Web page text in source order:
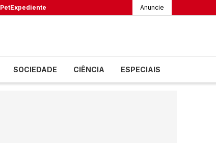
PetExpediente Anuncie
SOCIEDADE CIÊNCIA ESPECIAIS